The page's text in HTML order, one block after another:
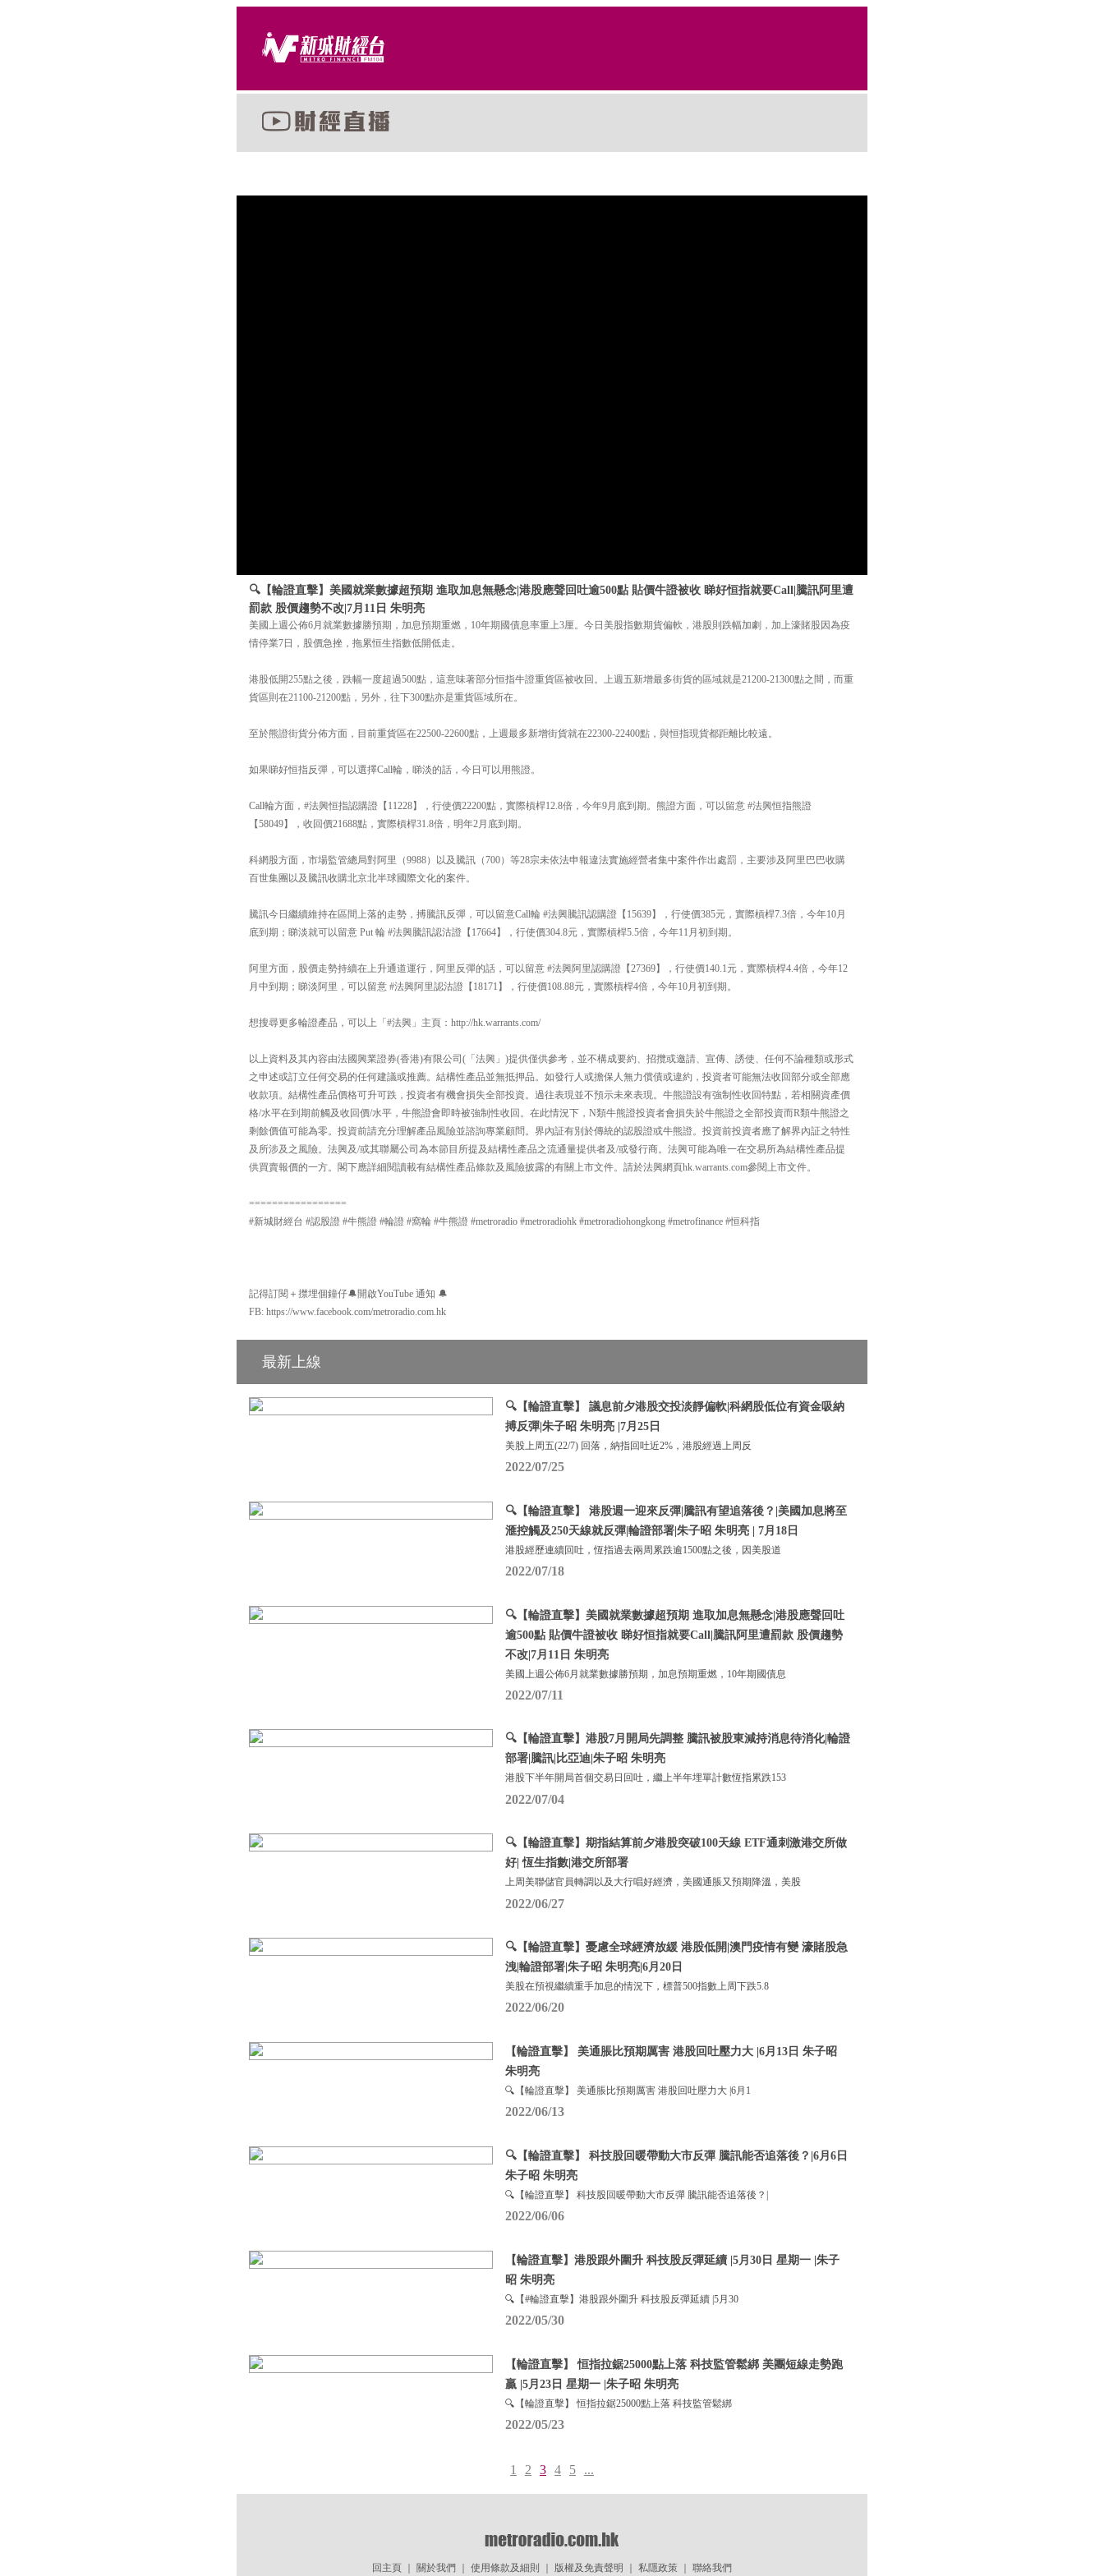
🔍【輪證直擊】美國就業數據超預期 進取加息無懸念|港股應聲回吐逾500點 貼價牛證被收 睇好恒指就要Call|騰訊阿里遭
罰款 股價趨勢不改|7月11日 朱明亮
美國上週公佈6月就業數據勝預期，加息預期重燃，10年期國債息率重上3厘。今日美股指數期貨偏軟，港股則跌幅加劇，加上濠賭股因為疫
情停業7日，股價急挫，拖累恒生指數低開低走。
港股低開255點之後，跌幅一度超過500點，這意味著部分恒指牛證重貨區被收回。上週五新增最多街貨的區域就是21200-21300點之間，而重
貨區則在21100-21200點，另外，往下300點亦是重貨區域所在。
至於熊證街貨分佈方面，目前重貨區在22500-22600點，上週最多新增街貨就在22300-22400點，與恒指現貨都距離比較遠。
如果睇好恒指反彈，可以選擇Call輪，睇淡的話，今日可以用熊證。
Call輪方面，#法興恒指認購證【11228】，行使價22200點，實際槓桿12.8倍，今年9月底到期。熊證方面，可以留意 #法興恒指熊證
【58049】，收回價21688點，實際槓桿31.8倍，明年2月底到期。
科網股方面，市場監管總局對阿里（9988）以及騰訊（700）等28宗未依法申報違法實施經營者集中案件作出處罰，主要涉及阿里巴巴收購
百世集團以及騰訊收購北京北半球國際文化的案件。
騰訊今日繼續維持在區間上落的走勢，搏騰訊反彈，可以留意Call輪 #法興騰訊認購證【15639】，行使價385元，實際槓桿7.3倍，今年10月
底到期；睇淡就可以留意 Put 輪 #法興騰訊認沽證【17664】，行使價304.8元，實際槓桿5.5倍，今年11月初到期。
阿里方面，股價走勢持續在上升通道運行，阿里反彈的話，可以留意 #法興阿里認購證【27369】，行使價140.1元，實際槓桿4.4倍，今年12
月中到期；睇淡阿里，可以留意 #法興阿里認沽證【18171】，行使價108.88元，實際槓桿4倍，今年10月初到期。
想搜尋更多輪證產品，可以上「#法興」主頁：http://hk.warrants.com/
以上資料及其內容由法國興業證券(香港)有限公司(「法興」)提供僅供參考，並不構成要約、招攬或邀請、宣傳、誘使、任何不論種類或形式
之申述或訂立任何交易的任何建議或推薦。結構性產品並無抵押品。如發行人或擔保人無力償債或違約，投資者可能無法收回部分或全部應
收款項。結構性產品價格可升可跌，投資者有機會損失全部投資。過往表現並不預示未來表現。牛熊證設有強制性收回特點，若相關資產價
格/水平在到期前觸及收回價/水平，牛熊證會即時被強制性收回。在此情況下，N類牛熊證投資者會損失於牛熊證之全部投資而R類牛熊證之
剩餘價值可能為零。投資前請充分理解產品風險並諮詢專業顧問。界內証有別於傳統的認股證或牛熊證。投資前投資者應了解界內証之特性
及所涉及之風險。法興及/或其聯屬公司為本節目所提及結構性產品之流通量提供者及/或發行商。法興可能為唯一在交易所為結構性產品提
供買賣報價的一方。閣下應詳細閱讀載有結構性產品條款及風險披露的有關上市文件。請於法興網頁hk.warrants.com參閱上市文件。
=================
#新城財經台 #認股證 #牛熊證 #輪證 #窩輪 #牛熊證 #metroradio #metroradiohk #metroradiohongkong #metrofinance #恒科指
記得訂閱＋㩒埋個鐘仔🔔開啟YouTube 通知 🔔
FB: https://www.facebook.com/metroradio.com.hk
最新上線
🔍【輪證直擊】 議息前夕港股交投淡靜偏軟|科網股低位有資金吸納
搏反彈|朱子昭 朱明亮 |7月25日
美股上周五(22/7) 回落，納指回吐近2%，港股經過上周反
2022/07/25
🔍【輪證直擊】 港股週一迎來反彈|騰訊有望追落後？|美國加息將至
滙控觸及250天線就反彈|輪證部署|朱子昭 朱明亮 | 7月18日
港股經歷連續回吐，恆指過去兩周累跌逾1500點之後，因美股道
2022/07/18
🔍【輪證直擊】美國就業數據超預期 進取加息無懸念|港股應聲回吐
逾500點 貼價牛證被收 睇好恒指就要Call|騰訊阿里遭罰款 股價趨勢
不改|7月11日 朱明亮
美國上週公佈6月就業數據勝預期，加息預期重燃，10年期國債息
2022/07/11
🔍【輪證直擊】港股7月開局先調整 騰訊被股東減持消息待消化|輪證
部署|騰訊|比亞迪|朱子昭 朱明亮
港股下半年開局首個交易日回吐，繼上半年埋單計數恆指累跌153
2022/07/04
🔍【輪證直擊】期指結算前夕港股突破100天線 ETF通刺激港交所做
好| 恆生指數|港交所部署
上周美聯儲官員轉調以及大行唱好經濟，美國通脹又預期降溫，美股
2022/06/27
🔍【輪證直擊】憂慮全球經濟放緩 港股低開|澳門疫情有變 濠賭股急
洩|輪證部署|朱子昭 朱明亮|6月20日
美股在預視繼續重手加息的情況下，標普500指數上周下跌5.8
2022/06/20
【輪證直擊】 美通脹比預期厲害 港股回吐壓力大 |6月13日 朱子昭
朱明亮
🔍【輪證直擊】 美通脹比預期厲害 港股回吐壓力大 |6月1
2022/06/13
🔍【輪證直擊】 科技股回暖帶動大市反彈 騰訊能否追落後？|6月6日
朱子昭 朱明亮
🔍【輪證直擊】 科技股回暖帶動大市反彈 騰訊能否追落後？|
2022/06/06
【輪證直擊】港股跟外圍升 科技股反彈延續 |5月30日 星期一 |朱子
昭 朱明亮
🔍【#輪證直擊】港股跟外圍升 科技股反彈延續 |5月30
2022/05/30
【輪證直擊】 恒指拉鋸25000點上落 科技監管鬆綁 美團短線走勢跑
贏 |5月23日 星期一 |朱子昭 朱明亮
🔍【輪證直擊】 恒指拉鋸25000點上落 科技監管鬆綁
2022/05/23
1 2 3 4 5 ...
回主頁｜ 關於我們 使用條款及細則 版權及免責聲明 私隱政策｜ 聯絡我們